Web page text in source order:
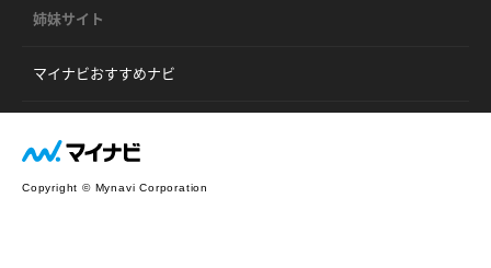
姉妹サイト
マイナビおすすめナビ
Copyright © Mynavi Corporation